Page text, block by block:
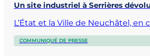
Un site industriel à Serrières
L’État et la Ville de Neuchâtel,
COMMUNIQUÉ DE PRESSE